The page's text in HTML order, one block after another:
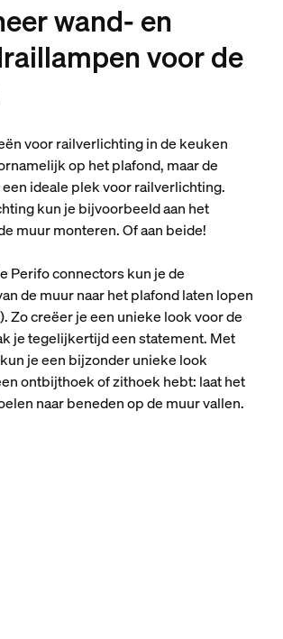
wand- en
voor de
voor railverlichting in de keuken
op het plafond, maar de
ideale plek voor railverlichting.
kun je bijvoorbeeld aan het
muur monteren. Of aan beide!
Perifo connectors kun je de
de muur naar het plafond laten lopen
Zo creëer je een unieke look voor de
je tegelijkertijd een statement. Met
je een bijzonder unieke look
ontbijthoek of zithoek hebt: laat het
naar beneden op de muur vallen.